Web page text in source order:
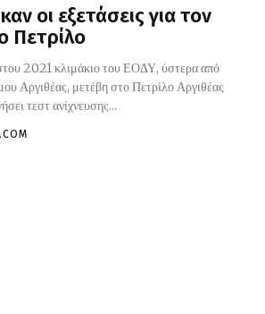
οι εξετάσεις για τον
Πετρίλο
2021 κλιμάκιο του ΕΟΔΥ, ύστερα από
Αργιθέας, μετέβη στο Πετρίλο Αργιθέας
τεστ ανίχνευσης...